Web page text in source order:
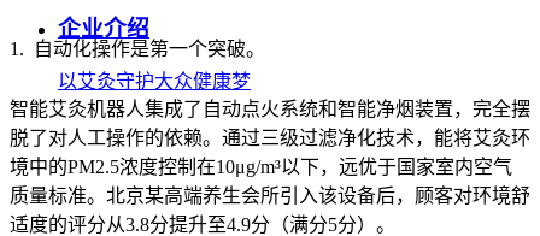
企业介绍
以艾灸守护大众健康梦
1. 自动化操作是第一个突破。
智能艾灸机器人集成了自动点火系统和智能净烟装置，完全摆
脱了对人工操作的依赖。通过三级过滤净化技术，能将艾灸环
境中的PM2.5浓度控制在10μg/m³以下，远优于国家室内空气
质量标准。北京某高端养生会所引入该设备后，顾客对环境舒
适度的评分从3.8分提升至4.9分（满分5分）。